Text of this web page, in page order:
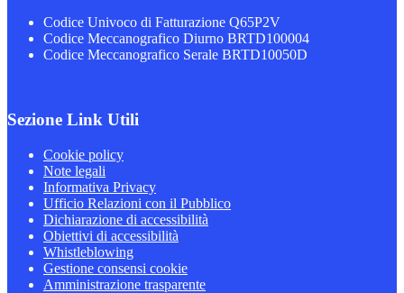
Codice Univoco di Fatturazione Q65P2V
Codice Meccanografico Diurno BRTD100004
Codice Meccanografico Serale BRTD10050D
Sezione Link Utili
Cookie policy
Note legali
Informativa Privacy
Ufficio Relazioni con il Pubblico
Dichiarazione di accessibilità
Obiettivi di accessibilità
Whistleblowing
Gestione consensi cookie
Amministrazione trasparente